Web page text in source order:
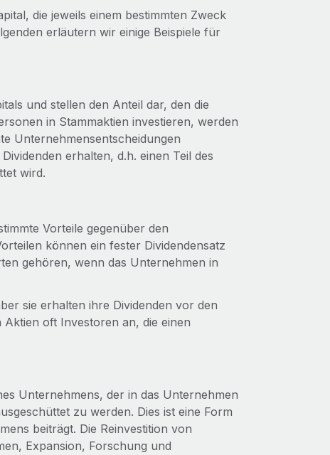
die jeweils einem bestimmten Zweck
erläutern wir einige Beispiele für
und stellen den Anteil dar, den die
in Stammaktien investieren, werden
Unternehmensentscheidungen
erhalten, d.h. einen Teil des
wird.
Vorteile gegenüber den
können ein fester Dividendensatz
gehören, wenn das Unternehmen in
sie erhalten ihre Dividenden vor den
oft Investoren an, die einen
Unternehmens, der in das Unternehmen
zu werden. Dies ist eine Form
beiträgt. Die Reinvestition von
Expansion, Forschung und